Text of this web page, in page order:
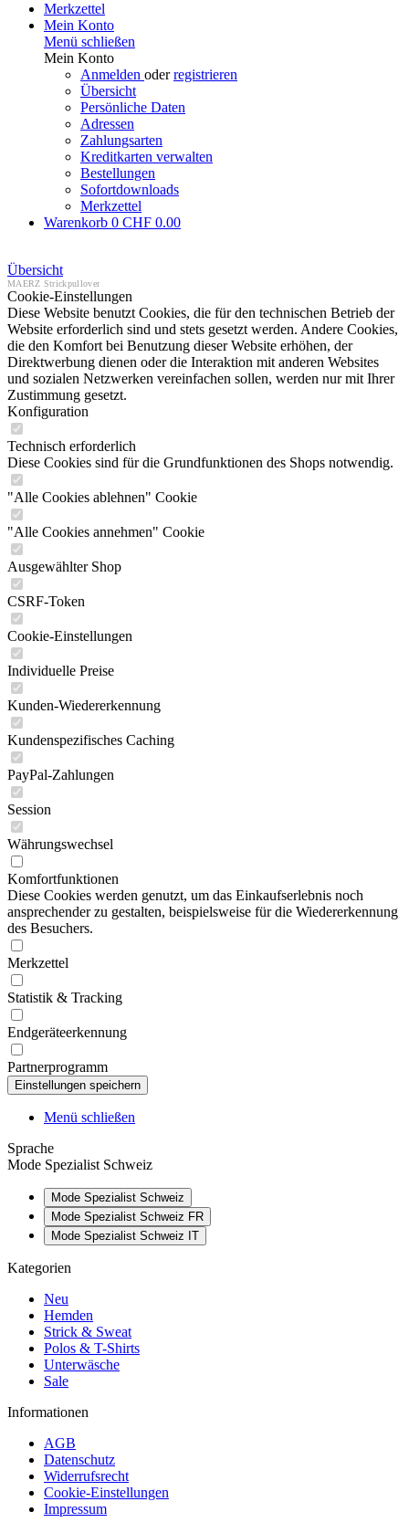
Merkzettel
Mein Konto
Menü schließen
Mein Konto
Anmelden oderregistrieren
Übersicht
Persönliche Daten
Adressen
Zahlungsarten
Kreditkarten verwalten
Bestellungen
Sofortdownloads
Merkzettel
Warenkorb 0 CHF 0.00
Übersicht
MAERZ Strickpullover
Cookie-Einstellungen
Diese Website benutzt Cookies, die für den technischen Betrieb der
Website erforderlich sind und stets gesetzt werden. Andere Cookies,
die den Komfort bei Benutzung dieser Website erhöhen, der
Direktwerbung dienen oder die Interaktion mit anderen Websites
und sozialen Netzwerken vereinfachen sollen, werden nur mit Ihrer
Zustimmung gesetzt.
Konfiguration
Technisch erforderlich
Diese Cookies sind für die Grundfunktionen des Shops notwendig.
"Alle Cookies ablehnen" Cookie
"Alle Cookies annehmen" Cookie
Ausgewählter Shop
CSRF-Token
Cookie-Einstellungen
Individuelle Preise
Kunden-Wiedererkennung
Kundenspezifisches Caching
PayPal-Zahlungen
Session
Währungswechsel
Komfortfunktionen
Diese Cookies werden genutzt, um das Einkaufserlebnis noch
ansprechender zu gestalten, beispielsweise für die Wiedererkennung
des Besuchers.
Merkzettel
Statistik & Tracking
Endgeräteerkennung
Partnerprogramm
Menü schließen
Sprache
Mode Spezialist Schweiz
Mode Spezialist Schweiz
Mode Spezialist Schweiz FR
Mode Spezialist Schweiz IT
Kategorien
Neu
Hemden
Strick & Sweat
Polos & T-Shirts
Unterwäsche
Sale
Informationen
AGB
Datenschutz
Widerrufsrecht
Cookie-Einstellungen
Impressum